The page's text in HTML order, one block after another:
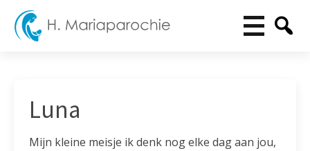
Luna
Mijn kleine meisje ik denk nog elke dag aan jou,